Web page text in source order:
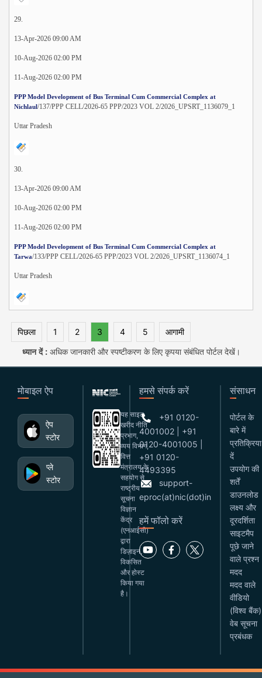
29.
13-Apr-2026 09:00 AM
10-Aug-2026 02:00 PM
11-Aug-2026 02:00 PM
PPP Model Development of Bus Terminal Cum Commercial Complex at
Nichlaul/137/PPP CELL/2026-65 PPP/2023 VOL 2/2026_UPSRT_1136079_1
Uttar Pradesh
30.
13-Apr-2026 09:00 AM
10-Aug-2026 02:00 PM
11-Aug-2026 02:00 PM
PPP Model Development of Bus Terminal Cum Commercial Complex at
Tarwa/133/PPP CELL/2026-65 PPP/2023 VOL 2/2026_UPSRT_1136074_1
Uttar Pradesh
पिछला 1 2 3 4 5
आगामी
ध्यान दें :अधिक जानकारी और स्पष्टीकरण के लिए कृपया संबंधित पोर्टल देखें।
मोबाइल ऐप
ऐप
स्टोर
प्ले
स्टोर
यह साइट
खरीद नीति
प्रभाग,
व्यय विभाग,
वित्त
मंत्रालय के
सहयोग से
राष्ट्रीय
सूचना
विज्ञान
केंद्र
(एनआईसी)
द्वारा
डिज़ाइन,
विकसित
और होस्ट
किया गया
है।
हमसे संपर्क करें
+91 0120-
4001002 | +91
0120-4001005 |
+91 0120-
4493395
support-
eproc(at)nic(dot)in
हमें फॉलो करें
संसाधन
पोर्टल के
बारे में
प्रतिक्रिया
दें
उपयोग की
शर्तें
डाउनलोड
लक्ष्य और
दूरदर्शिता
साइटमैप
पूछे जाने
वाले प्रश्न
मदद
मदद वाले
वीडियो
(विश्व बैंक)
वेब सूचना
प्रबंधक